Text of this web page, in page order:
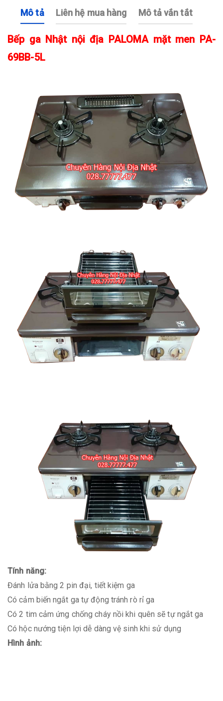
Mô tả Liên hệ mua hàng Mô tả vắn tắt
Bếp ga Nhật nội địa PALOMA mặt men PA-
69BB-5L
Tính năng:
Đánh lửa bằng 2 pin đại, tiết kiệm ga
Có cảm biến ngắt ga tự động tránh rò rỉ ga
Có 2 tim cảm ứng chống cháy nồi khi quên sẽ tự ngắt ga
Có hộc nướng tiện lợi dễ dàng vệ sinh khi sử dụng
Hình ảnh: